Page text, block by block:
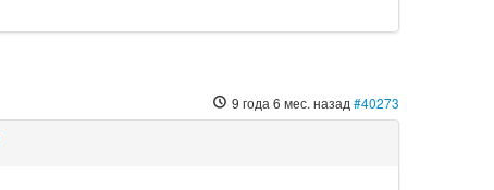
9 года 6 мес. назад #40273